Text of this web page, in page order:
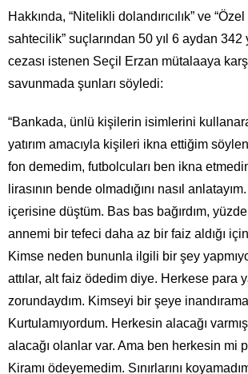
Hakkında, “Nitelikli dolandırıcılık” ve
sahtecilik” suçlarından 50 yıl 6 aydan 342
cezası istenen Seçil Erzan mütalaaya karşı
savunmada şunları söyledi:
“Bankada, ünlü kişilerin isimlerini
yatırım amacıyla kişileri ikna ettiğim
fon demedim, futbolcuları ben ikna
lirasının bende olmadığını nasıl
içerisine düştüm. Bas bas bağırdım,
annemi bir tefeci daha az bir faiz aldığı
Kimse neden bununla ilgili bir şey
attılar, alt faiz ödedim diye. Herkese para
zorundaydım. Kimseyi bir şeye
Kurtulamıyordum. Herkesin alacağı
alacağı olanlar var. Ama ben herkesin mi
Kiramı ödeyemedim. Sınırlarını